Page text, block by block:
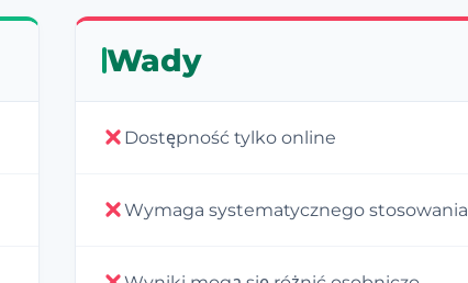
Wady
Dostępność tylko online
Wymaga systematycznego stosowania